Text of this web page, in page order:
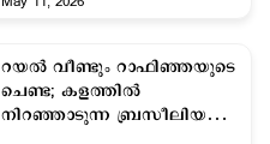
റയല്‍ വീണ്ടും റാഫിഞ്ഞയുടെ
ചെണ്ട; കളത്തില്‍
നിറഞ്ഞാടുന്ന ബ്രസീലിയന്‍